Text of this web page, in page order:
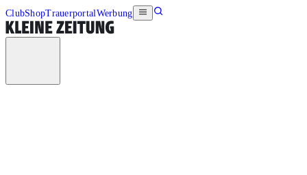
ClubShopTrauerportalWerbung